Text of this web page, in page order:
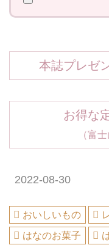
本誌プレゼ
お得な
（富士
2022-08-30
おいしいもの
はなのお菓子